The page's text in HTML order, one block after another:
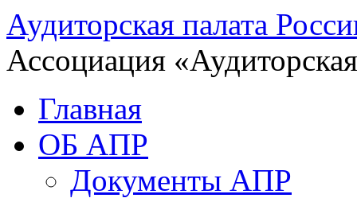
Аудиторская палата
Ассоциация
Главная
ОБ АПР
Документы АПР